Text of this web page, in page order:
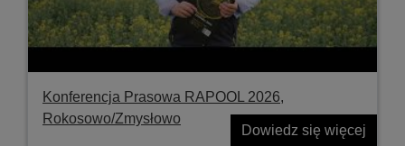
Konferencja Prasowa RAPOOL 2026,
Rokosowo/Zmysłowo
Dowiedz się więcej